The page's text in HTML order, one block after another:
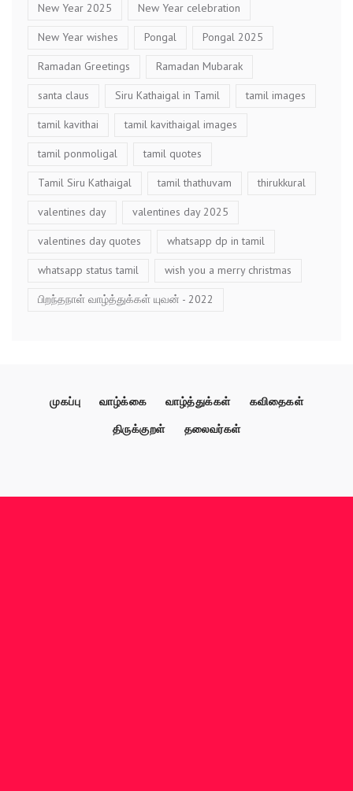
New Year 2025 New Year celebration
New Year wishes Pongal Pongal 2025
Ramadan Greetings Ramadan Mubarak
santa claus Siru Kathaigal in Tamil tamil images
tamil kavithai tamil kavithaigal images
tamil ponmoligal tamil quotes
Tamil Siru Kathaigal tamil thathuvam thirukkural
valentines day valentines day 2025
valentines day quotes whatsapp dp in tamil
whatsapp status tamil wish you a merry christmas
பிறந்தநாள் வாழ்த்துக்கள் யுவன் - 2022
முகப்பு வாழ்க்கை வாழ்த்துக்கள்
கவிதைகள்
திருக்குறள்
தலைவர்கள்